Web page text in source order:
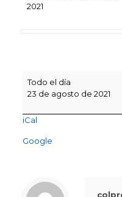
2021
Misionera.
a.m.
de
Todo el día
23 de agosto de 2021
iCal
Google